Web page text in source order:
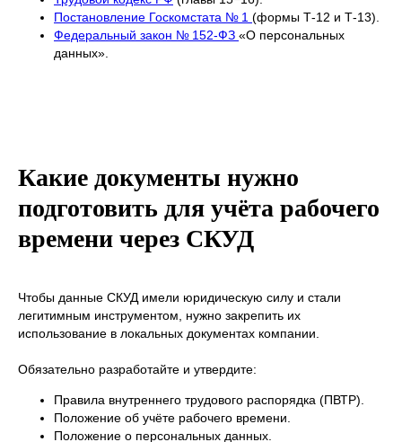
Постановление Госкомстата № 1 (формы Т-12 и Т-13).
Федеральный закон № 152-ФЗ «О персональных
данных».
Какие документы нужно
подготовить для учёта рабочего
времени через СКУД
Чтобы данные СКУД имели юридическую силу и стали
легитимным инструментом, нужно закрепить их
использование в локальных документах компании.
Обязательно разработайте и утвердите:
Правила внутреннего трудового распорядка (ПВТР).
Положение об учёте рабочего времени.
Положение о персональных данных.